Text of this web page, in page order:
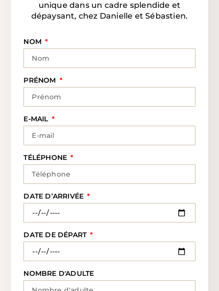
unique dans un cadre splendide et
dépaysant, chez Danielle et Sébastien.
NOM
PRÉNOM
E-MAIL
TÉLÉPHONE
DATE D’ARRIVÉE
DATE DE DÉPART
NOMBRE D'ADULTE